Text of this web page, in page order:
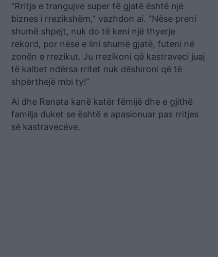
“Rritja e trangujve super të gjatë është një
biznes i rrezikshëm,” vazhdon ai. “Nëse preni
shumë shpejt, nuk do të keni një thyerje
rekord, por nëse e lini shumë gjatë, futeni në
zonën e rrezikut. Ju rrezikoni që kastraveci juaj
të kalbet ndërsa rritet nuk dëshironi që të
shpërthejë mbi ty!”
Ai dhe Renata kanë katër fëmijë dhe e gjithë
familja duket se është e apasionuar pas rritjes
së kastravecëve.